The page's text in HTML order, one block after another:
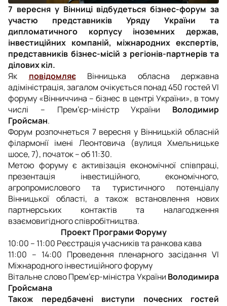
7 вересня у Вінниці відбудеться бізнес-форум за
участю представників Уряду України та
дипломатичного корпусу іноземних держав,
інвестиційних компаній, міжнародних експертів,
представників бізнес-місій з регіонів-партнерів та
ділових кіл.
Як повідомляєВінницька обласна державна
адіміністрація, загалом очікується понад 450 гостей VI
форуму «Вінниччина – бізнес в центрі України», в тому
числі – Прем’єр-міністр України Володимир
Гройсман.
Форум розпочнеться 7 вересня у Вінницькій обласній
філармонії імені Леонтовича (вулиця Хмельницьке
шосе, 7), початок – об 11:30.
Метою форуму є активізація економічної співпраці,
презентація інвестиційного, економічного,
агропромислового та туристичного потенціалу
Вінницької області, а також встановлення нових
партнерських контактів та налагодження
взаємовигідного співробітництва.
Проект Програми Форуму
10:00 – 11:00 Реєстрація учасників та ранкова кава
11:00 – 14:00 Проведення пленарного засідання VI
Міжнародного інвестиційного форуму
Вітальне слово Прем’єр-міністра України Володимира
Гройсмана
Також передбачені виступи почесних гостей